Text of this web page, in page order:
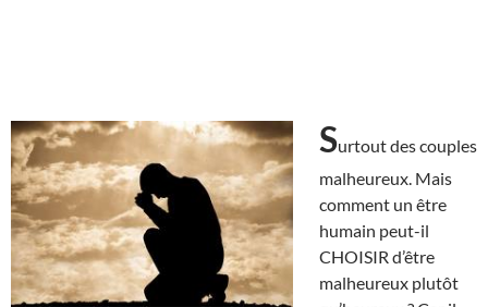
Surtout des couples
malheureux. Mais
comment un être
humain peut-il
CHOISIR d’être
malheureux plutôt